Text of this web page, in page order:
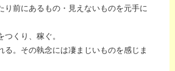
り前にあるもの・見えないものを元手に
くり、稼ぐ。
。その執念には凄まじいものを感じま